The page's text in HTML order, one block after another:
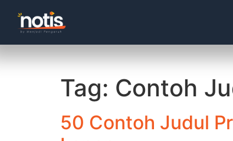
Tag: Contoh
50 Contoh Judul